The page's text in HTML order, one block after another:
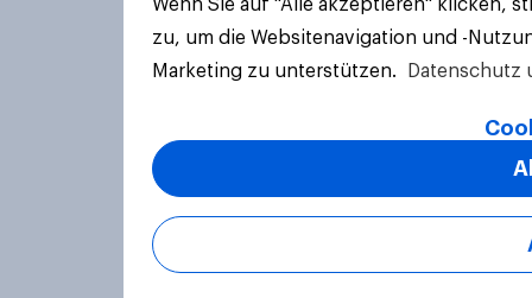
Wenn Sie auf "Alle akzeptieren" klicken,
zu, um die Websitenavigation und -
Marketing zu unterstützen.
Datenschutz